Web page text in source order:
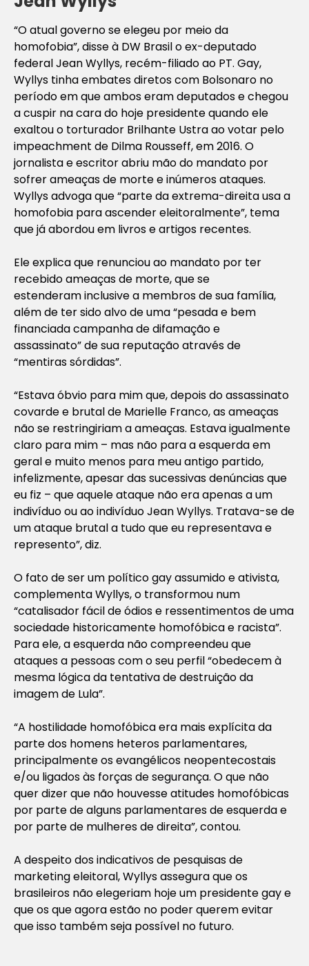
“O atual governo se elegeu por meio da
homofobia”, disse à DW Brasil o ex-deputado
federal Jean Wyllys, recém-filiado ao PT. Gay,
Wyllys tinha embates diretos com Bolsonaro no
período em que ambos eram deputados e chegou
a cuspir na cara do hoje presidente quando ele
exaltou o torturador Brilhante Ustra ao votar pelo
impeachment de Dilma Rousseff, em 2016. O
jornalista e escritor abriu mão do mandato por
sofrer ameaças de morte e inúmeros ataques.
Wyllys advoga que “parte da extrema-direita usa a
homofobia para ascender eleitoralmente”, tema
que já abordou em livros e artigos recentes.
Ele explica que renunciou ao mandato por ter
recebido ameaças de morte, que se
estenderam inclusive a membros de sua família,
além de ter sido alvo de uma “pesada e bem
financiada campanha de difamação e
assassinato” de sua reputação através de
“mentiras sórdidas”.
“Estava óbvio para mim que, depois do assassinato
covarde e brutal de Marielle Franco, as ameaças
não se restringiriam a ameaças. Estava igualmente
claro para mim – mas não para a esquerda em
geral e muito menos para meu antigo partido,
infelizmente, apesar das sucessivas denúncias que
eu fiz – que aquele ataque não era apenas a um
indivíduo ou ao indivíduo Jean Wyllys. Tratava-se de
um ataque brutal a tudo que eu representava e
represento”, diz.
O fato de ser um político gay assumido e ativista,
complementa Wyllys, o transformou num
“catalisador fácil de ódios e ressentimentos de uma
sociedade historicamente homofóbica e racista”.
Para ele, a esquerda não compreendeu que
ataques a pessoas com o seu perfil “obedecem à
mesma lógica da tentativa de destruição da
imagem de Lula”.
“A hostilidade homofóbica era mais explícita da
parte dos homens heteros parlamentares,
principalmente os evangélicos neopentecostais
e/ou ligados às forças de segurança. O que não
quer dizer que não houvesse atitudes homofóbicas
por parte de alguns parlamentares de esquerda e
por parte de mulheres de direita”, contou.
A despeito dos indicativos de pesquisas de
marketing eleitoral, Wyllys assegura que os
brasileiros não elegeriam hoje um presidente gay e
que os que agora estão no poder querem evitar
que isso também seja possível no futuro.